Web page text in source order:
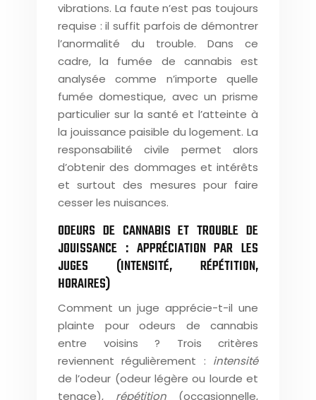
vibrations. La faute n’est pas toujours
requise : il suffit parfois de démontrer
l’anormalité du trouble. Dans ce
cadre, la fumée de cannabis est
analysée comme n’importe quelle
fumée domestique, avec un prisme
particulier sur la santé et l’atteinte à
la jouissance paisible du logement. La
responsabilité civile permet alors
d’obtenir des dommages et intérêts
et surtout des mesures pour faire
cesser les nuisances.
ODEURS DE CANNABIS ET TROUBLE DE
JOUISSANCE : APPRÉCIATION PAR LES
JUGES (INTENSITÉ, RÉPÉTITION,
HORAIRES)
Comment un juge apprécie-t-il une
plainte pour odeurs de cannabis
entre voisins ? Trois critères
reviennent régulièrement : intensité
de l’odeur (odeur légère ou lourde et
tenace), répétition (occasionnelle,